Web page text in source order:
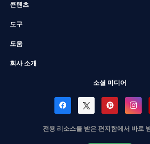
콘텐츠
도구
도움
회사 소개
소셜 미디어
전용 리소스를 받은 편지함에서 바로